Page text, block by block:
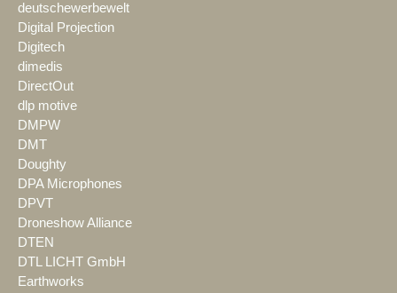
deutschewerbewelt
Digital Projection
Digitech
dimedis
DirectOut
dlp motive
DMPW
DMT
Doughty
DPA Microphones
DPVT
Droneshow Alliance
DTEN
DTL LICHT GmbH
Earthworks